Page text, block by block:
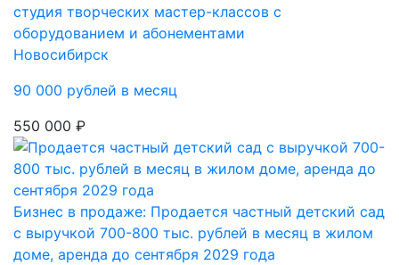
студия творческих мастер-классов с
оборудованием и абонементами
Новосибирск
90 000 рублей в месяц
550 000 ₽
Бизнес в продаже: Продается частный детский сад
с выручкой 700-800 тыс. рублей в месяц в жилом
доме, аренда до сентября 2029 года